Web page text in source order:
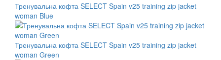
Тренувальна кофта SELECT Spain v25 training zip jacket
woman Blue
Тренувальна кофта SELECT Spain v25 training zip jacket
woman Green